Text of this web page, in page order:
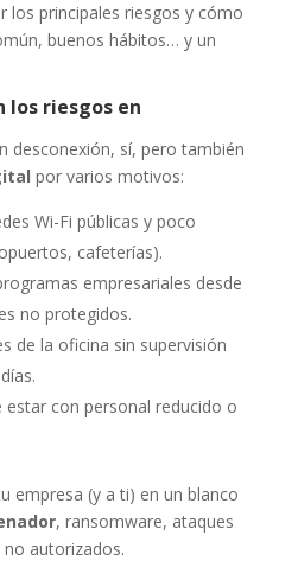
los principales riesgos y cómo
buenos hábitos… y un
los riesgos en
desconexión, sí, pero también
por varios motivos:
Wi-Fi públicas y poco
cafeterías).
empresariales desde
no protegidos.
de la oficina sin supervisión
estar con personal reducido o
empresa (y a ti) en un blanco
, ransomware, ataques
autorizados.